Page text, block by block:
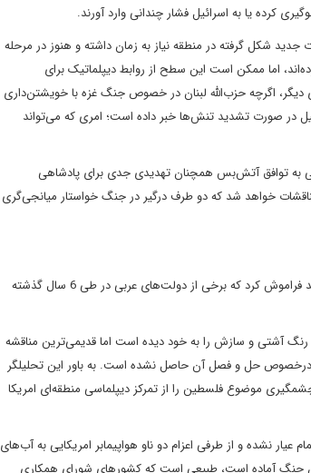
کرده یا به اسرائیل فشار چندانی وارد آورند.
جدید شکل گرفته در منطقه نیاز به زمان داشته و هنوز در مرحله
اما ممکن است این سطح از روابط دیپلماتیک برای
دیگر، اگرچه حزب‌‌الله لبنان در خصوص جنگ غزه با خویشتن‌‌داری
در صورت تشدید تنش‌‌ها خبر داده است؛ امری که می‌‌تواند
به توافق آتش‌‌بس همچنان تهدیدی جدی برای پادشاهی
خواهد شد که دو طرف درگیر در جنگ خواستار میانجی‌‌گری
اگرچه کشورهای عربی در حال حاضر و به طور یک صدا اقدامات اسرائیل را محکوم کرده‌‌اند، اما نباید فراموش کرد که برخی از دولت‌‌های عربی در طی 6 سال گذشته
رنگ آشتی و سازش را به خود دیده است اما قدیمی‌‌ترین مناقشه
درخصوص حل و فصل آن حاصل نشده است. به باور این تحلیلگر
موضوع فلسطین را از تمرکز دیپلماسی منطقه‌‌ای امریکا
عیار نشده و از طرفی اعزام دو ناو هواپیمابر امریکایی به آب‌های
جنگ آماده است، طبیعی است که کشورهای شورای همکاری